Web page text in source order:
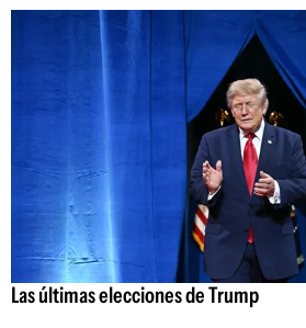
Las últimas elecciones de Trump